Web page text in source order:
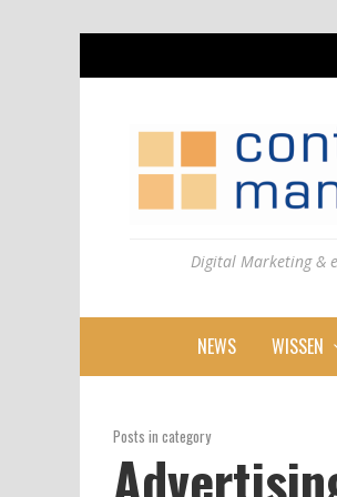
Digital Marketing &
NEWS WISSEN
Posts in category